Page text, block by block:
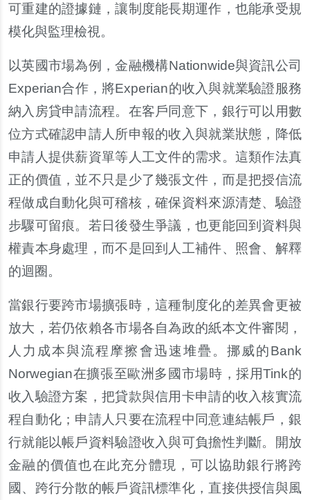
可重建的證據鏈，讓制度能長期運作，也能承受規
模化與監理檢視。
以英國市場為例，金融機構Nationwide與資訊公司
Experian合作，將Experian的收入與就業驗證服務
納入房貸申請流程。在客戶同意下，銀行可以用數
位方式確認申請人所申報的收入與就業狀態，降低
申請人提供薪資單等人工文件的需求。這類作法真
正的價值，並不只是少了幾張文件，而是把授信流
程做成自動化與可稽核，確保資料來源清楚、驗證
步驟可留痕。若日後發生爭議，也更能回到資料與
權責本身處理，而不是回到人工補件、照會、解釋
的迴圈。
當銀行要跨市場擴張時，這種制度化的差異會更被
放大，若仍依賴各市場各自為政的紙本文件審閱，
人力成本與流程摩擦會迅速堆疊。挪威的Bank
Norwegian在擴張至歐洲多國市場時，採用Tink的
收入驗證方案，把貸款與信用卡申請的收入核實流
程自動化；申請人只要在流程中同意連結帳戶，銀
行就能以帳戶資料驗證收入與可負擔性判斷。開放
金融的價值也在此充分體現，可以協助銀行將跨
國、跨行分散的帳戶資訊標準化，直接供授信與風